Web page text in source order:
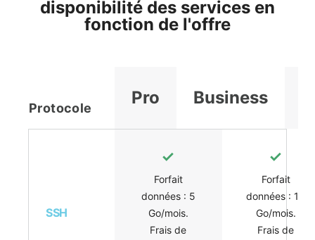
disponibilité des services en
fonction de l'offre
Protocole
Pro Business
SSH
Forfait
données : 5
Go/mois.
Frais de
Forfait
données : 10
Go/mois.
Frais de